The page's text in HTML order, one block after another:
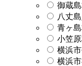
御蔵
八丈
青ヶ
小笠
横浜
横浜